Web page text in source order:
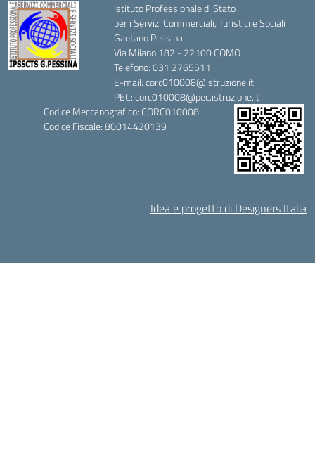
Istituto Professionale di Stato
per i Servizi Commerciali, Turistici e Sociali
Gaetano Pessina
Via Milano 182 - 22100 COMO
Telefono: 031 2765511
E-mail: corc010008@istruzione.it
PEC: corc010008@pec.istruzione.it
Codice Meccanografico: CORC010008
Codice Fiscale: 80014420139
Idea e progetto di Designers Italia